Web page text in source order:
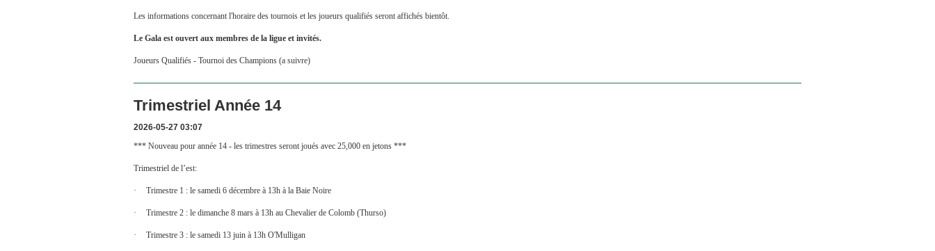
Les informations concernant l'horaire des tournois et les joueurs qualifiés seront affichés bientôt.
Le Gala est ouvert aux membres de la ligue et invités.
Joueurs Qualifiés - Tournoi des Champions (a suivre)
Trimestriel Année 14
2026-05-27 03:07
*** Nouveau pour année 14 - les trimestres seront joués avec 25,000 en jetons ***
Trimestriel de l’est:
· Trimestre 1 : le samedi 6 décembre à 13h à la Baie Noire
· Trimestre 2 : le dimanche 8 mars à 13h au Chevalier de Colomb (Thurso)
· Trimestre 3 : le samedi 13 juin à 13h O'Mulligan